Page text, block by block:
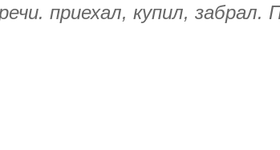
приехал, купил, забрал.